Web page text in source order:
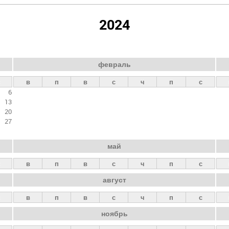
2024
6
13
20
27
февраль
в п в с ч п с
май
в п в с ч п с
август
в п в с ч п с
ноябрь